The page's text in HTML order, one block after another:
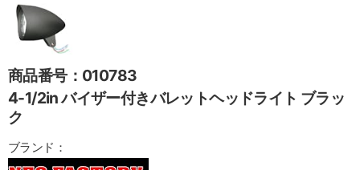
商品番号：010783
4-1/2in バイザー付きバレットヘッドライト ブラッ
ク
ブランド：